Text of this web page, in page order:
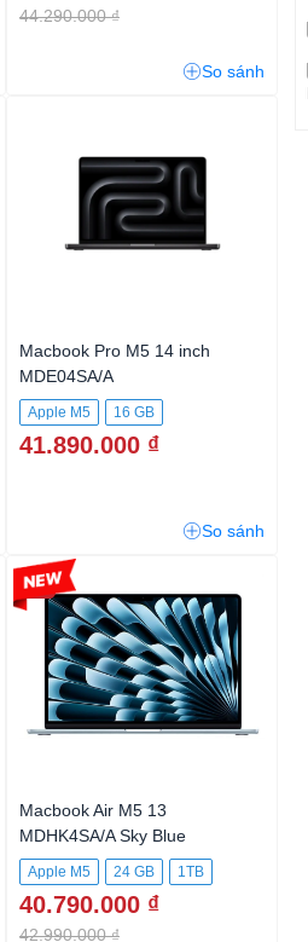
44.290.000 ₫
So sánh
Macbook Pro M5 14 inch
MDE04SA/A
Apple M5
16 GB
512GB SSD
41.890.000 ₫
So sánh
Macbook Air M5 13
MDHK4SA/A Sky Blue
Apple M5 24 GB 1TB
40.790.000 ₫
42.990.000 ₫
-5%